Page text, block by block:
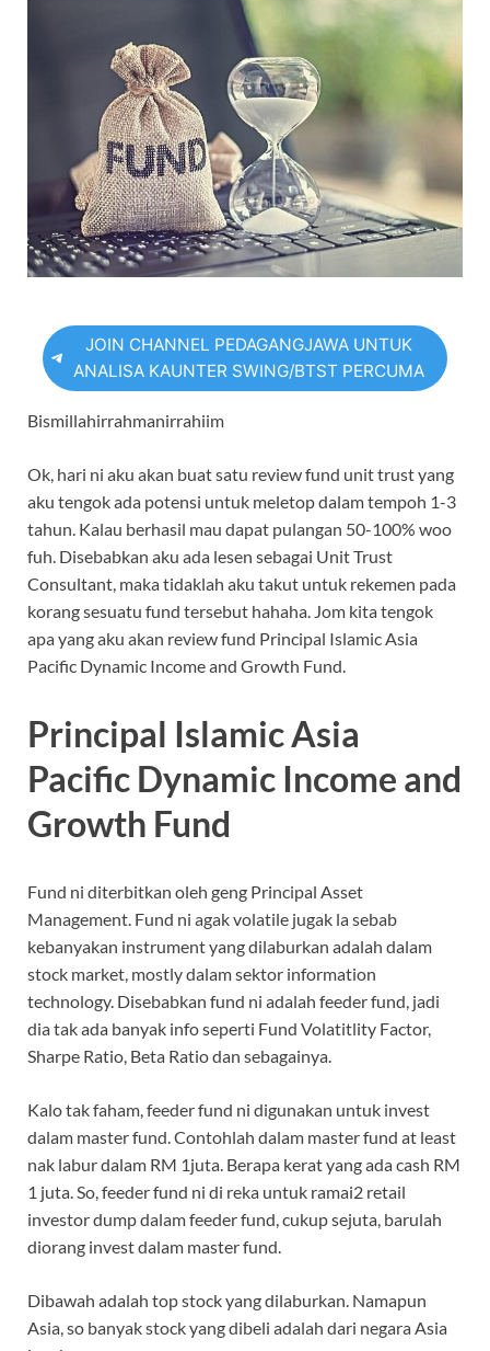
JOIN CHANNEL PEDAGANGJAWA UNTUK
ANALISA KAUNTER SWING/BTST PERCUMA
Bismillahirrahmanirrahiim
Ok, hari ni aku akan buat satu review fund unit trust yang
aku tengok ada potensi untuk meletop dalam tempoh 1-3
tahun. Kalau berhasil mau dapat pulangan 50-100% woo
fuh. Disebabkan aku ada lesen sebagai Unit Trust
Consultant, maka tidaklah aku takut untuk rekemen pada
korang sesuatu fund tersebut hahaha. Jom kita tengok
apa yang aku akan review fund Principal Islamic Asia
Pacific Dynamic Income and Growth Fund.
Principal Islamic Asia
Pacific Dynamic Income and
Growth Fund
Fund ni diterbitkan oleh geng Principal Asset
Management. Fund ni agak volatile jugak la sebab
kebanyakan instrument yang dilaburkan adalah dalam
stock market, mostly dalam sektor information
technology. Disebabkan fund ni adalah feeder fund, jadi
dia tak ada banyak info seperti Fund Volatitlity Factor,
Sharpe Ratio, Beta Ratio dan sebagainya.
Kalo tak faham, feeder fund ni digunakan untuk invest
dalam master fund. Contohlah dalam master fund at least
nak labur dalam RM 1juta. Berapa kerat yang ada cash RM
1 juta. So, feeder fund ni di reka untuk ramai2 retail
investor dump dalam feeder fund, cukup sejuta, barulah
diorang invest dalam master fund.
Dibawah adalah top stock yang dilaburkan. Namapun
Asia, so banyak stock yang dibeli adalah dari negara Asia